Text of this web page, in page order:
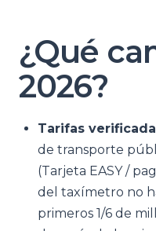
¿Qué
2026?
Tarifas
de transporte
(Tarjeta EASY /
del taxímetro no
primeros 1/6 de